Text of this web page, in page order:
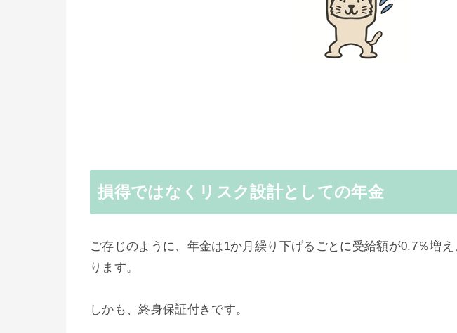
損得ではなくリスク設計としての年金
ご存じのように、年金は1か月繰り下げるごとに受給額が0.7％増
ります。
しかも、終身保証付きです。